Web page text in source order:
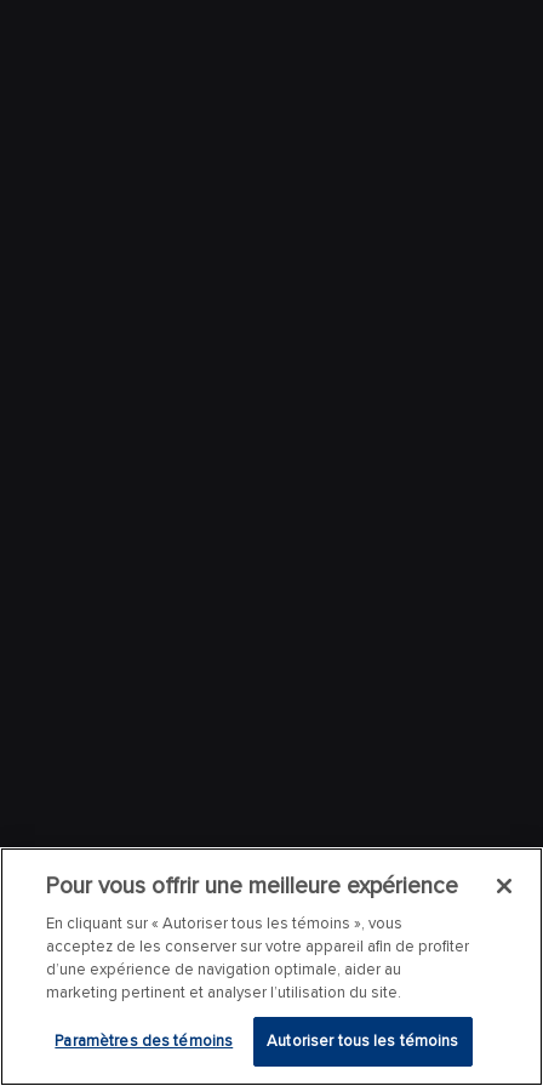
Pour vous offrir une meilleure expérience
En cliquant sur « Autoriser tous les témoins », vous
acceptez de les conserver sur votre appareil afin de profiter
d’une expérience de navigation optimale, aider au
marketing pertinent et analyser l’utilisation du site.
Paramètres des témoins Autoriser tous les témoins